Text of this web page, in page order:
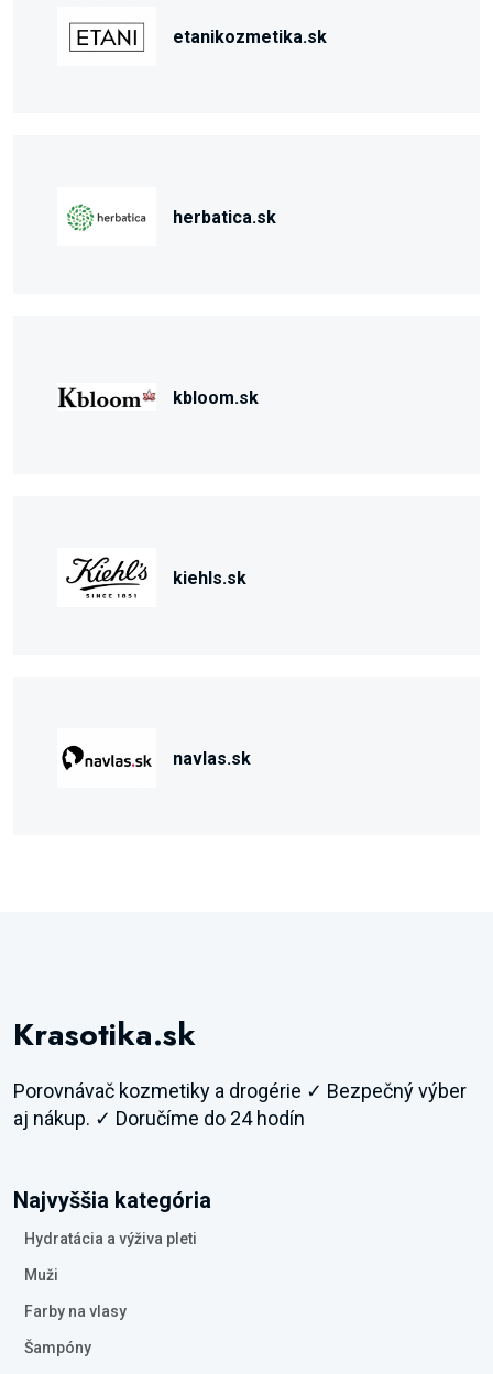
etanikozmetika.sk
herbatica.sk
kbloom.sk
kiehls.sk
navlas.sk
Krasotika.sk
Porovnávač kozmetiky a drogérie ✓ Bezpečný výber
aj nákup. ✓ Doručíme do 24 hodín
Najvyššia kategória
Hydratácia a výživa pleti
Muži
Farby na vlasy
Šampóny